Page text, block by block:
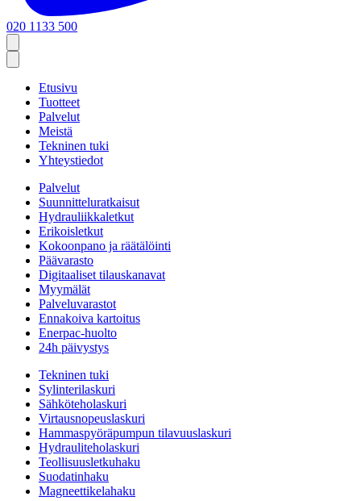
020 1133 500
Etusivu
Tuotteet
Palvelut
Meistä
Tekninen tuki
Yhteystiedot
Palvelut
Suunnitteluratkaisut
Hydrauliikkaletkut
Erikoisletkut
Kokoonpano ja räätälöinti
Päävarasto
Digitaaliset tilauskanavat
Myymälät
Palveluvarastot
Ennakoiva kartoitus
Enerpac-huolto
24h päivystys
Tekninen tuki
Sylinterilaskuri
Sähköteholaskuri
Virtausnopeuslaskuri
Hammaspyöräpumpun tilavuuslaskuri
Hydrauliteholaskuri
Teollisuusletkuhaku
Suodatinhaku
Magneettikelahaku